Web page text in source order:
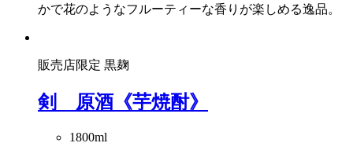
かで花のようなフルーティーな香りが楽しめる逸品。
販売店限定 黒麹
剣 原酒《芋焼酎》
1800ml